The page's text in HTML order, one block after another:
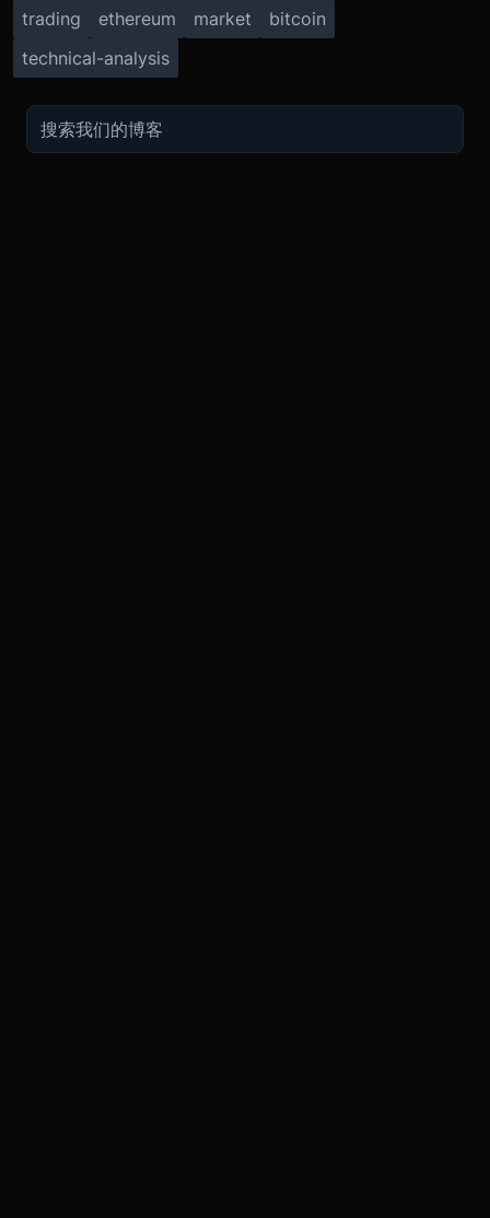
trading ethereum market
bitcoin
technical-analysis